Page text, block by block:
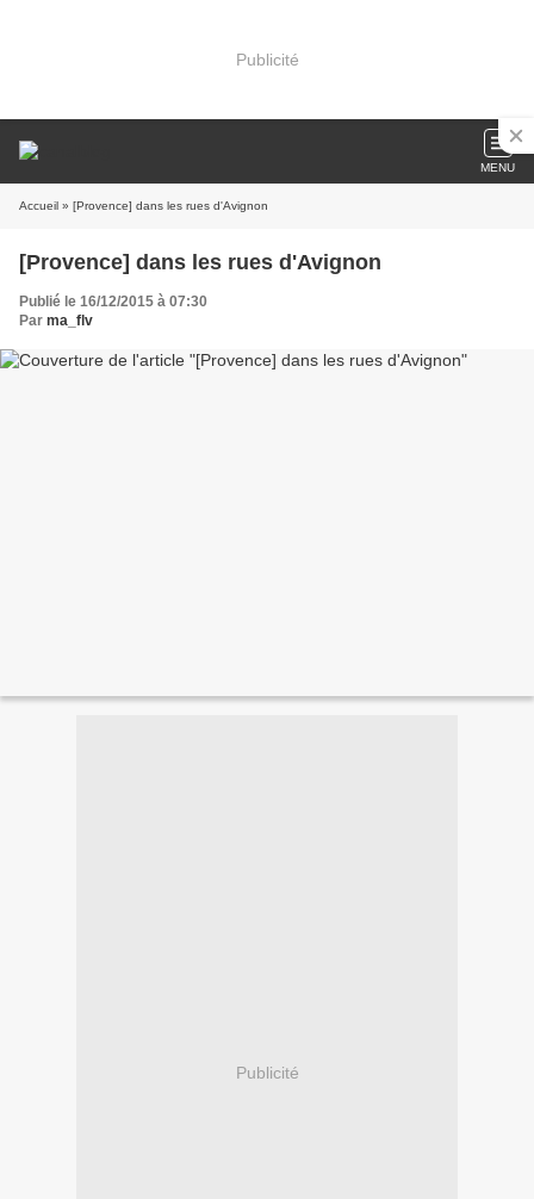
Publicité
MENU
Accueil » [Provence] dans les rues d'Avignon
[Provence] dans les rues d'Avignon
Publié le 16/12/2015 à 07:30
Par ma_flv
Publicité